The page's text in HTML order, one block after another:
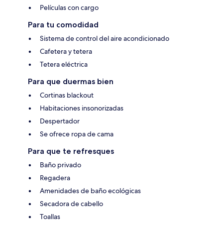
Películas con cargo
Para tu comodidad
Sistema de control del aire acondicionado
Cafetera y tetera
Tetera eléctrica
Para que duermas bien
Cortinas blackout
Habitaciones insonorizadas
Despertador
Se ofrece ropa de cama
Para que te refresques
Baño privado
Regadera
Amenidades de baño ecológicas
Secadora de cabello
Toallas